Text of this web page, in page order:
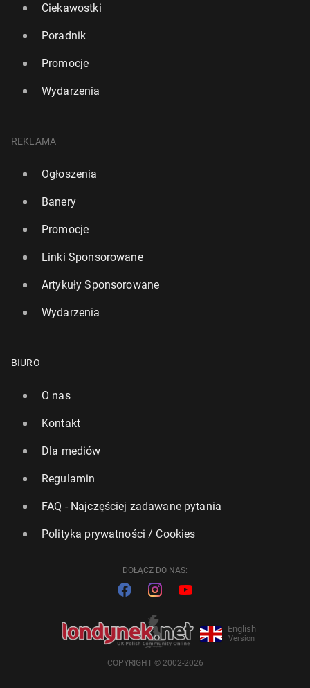
Ciekawostki
Poradnik
Promocje
Wydarzenia
REKLAMA
Ogłoszenia
Banery
Promocje
Linki Sponsorowane
Artykuły Sponsorowane
Wydarzenia
BIURO
O nas
Kontakt
Dla mediów
Regulamin
FAQ - Najczęściej zadawane pytania
Polityka prywatności / Cookies
DOŁĄCZ DO NAS:
English
Version
COPYRIGHT © 2002-2026